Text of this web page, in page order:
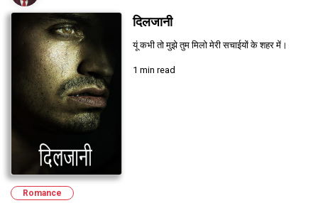
दिलजानी
यूं कभी तो मुझे तुम मिलो मेरी सचाईयों के शहर में।
1 min read
Romance